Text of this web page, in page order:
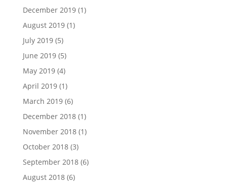
December 2019(1)
August 2019(1)
July 2019(5)
June 2019(5)
May 2019(4)
April 2019(1)
March 2019(6)
December 2018(1)
November 2018(1)
October 2018(3)
September 2018(6)
August 2018(6)